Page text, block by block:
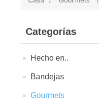
Categorías
Hecho en..
Bandejas
Gourmets